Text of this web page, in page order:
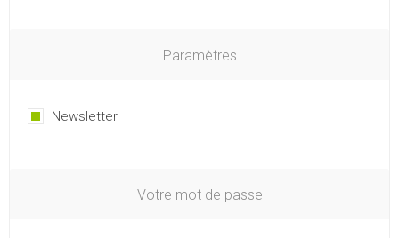
Paramètres
Newsletter
Votre mot de passe